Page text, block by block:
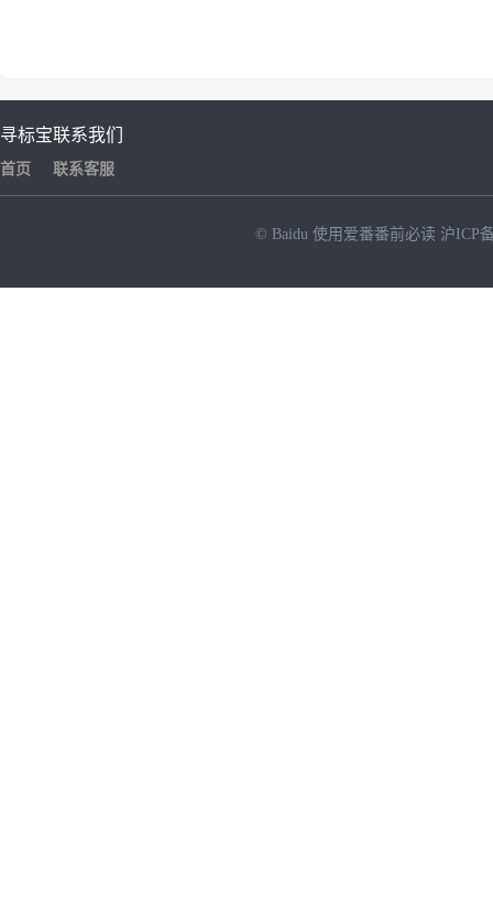
寻标宝
首页
联系我们
联系客服
© Baidu 使用爱番番前必读 沪ICP